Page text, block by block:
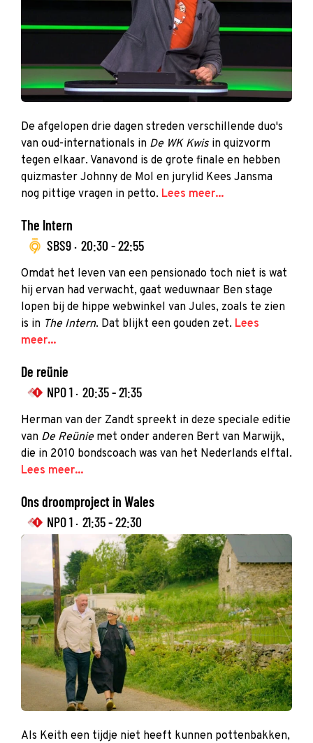
De afgelopen drie dagen streden verschillende duo's
van oud-internationals in De WK Kwis in quizvorm
tegen elkaar. Vanavond is de grote finale en hebben
quizmaster Johnny de Mol en jurylid Kees Jansma
nog pittige vragen in petto. Lees meer...
The Intern
SBS9 · 20:30 - 22:55
Omdat het leven van een pensionado toch niet is wat
hij ervan had verwacht, gaat weduwnaar Ben stage
lopen bij de hippe webwinkel van Jules, zoals te zien
is in The Intern. Dat blijkt een gouden zet. Lees
meer...
De reünie
NPO 1 · 20:35 - 21:35
Herman van der Zandt spreekt in deze speciale editie
van De Reüniemet onder anderen Bert van Marwijk,
die in 2010 bondscoach was van het Nederlands elftal.
Lees meer...
Ons droomproject in Wales
NPO 1 · 21:35 - 22:30
Als Keith een tijdje niet heeft kunnen pottenbakken,